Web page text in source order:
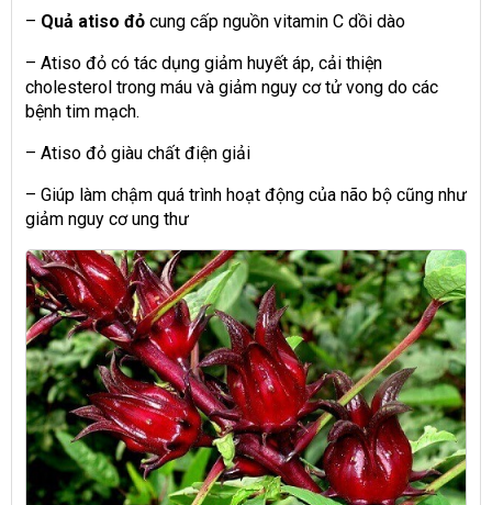
– Quả atiso đỏ cung cấp nguồn vitamin C dồi dào
– Atiso đỏ có tác dụng giảm huyết áp, cải thiện
cholesterol trong máu và giảm nguy cơ tử vong do các
bệnh tim mạch.
– Atiso đỏ giàu chất điện giải
– Giúp làm chậm quá trình hoạt động của não bộ cũng như
giảm nguy cơ ung thư